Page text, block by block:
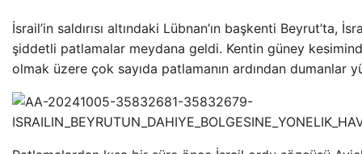
İsrail’in saldırısı altındaki Lübnan’ın başkenti Beyrut’ta,
şiddetli patlamalar meydana geldi. Kentin güney
olmak üzere çok sayıda patlamanın ardından dumanlar